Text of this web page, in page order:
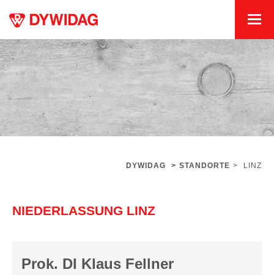
DYWIDAG > STANDORTE > LINZ
NIEDERLASSUNG LINZ
Prok. DI Klaus Fellner